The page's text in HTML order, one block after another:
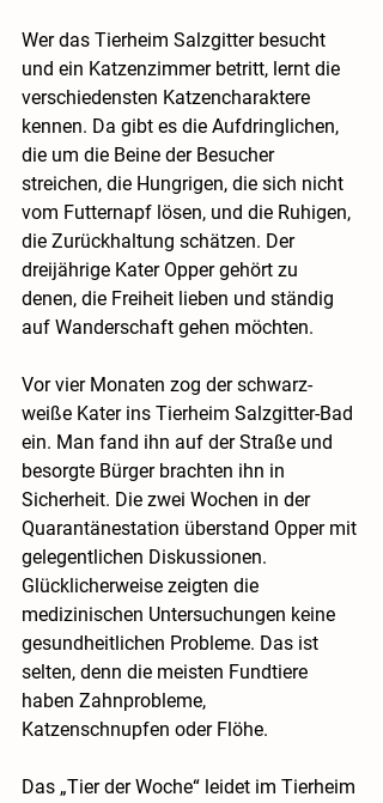
Wer das Tierheim Salzgitter besucht
und ein Katzenzimmer betritt, lernt die
verschiedensten Katzencharaktere
kennen. Da gibt es die Aufdringlichen,
die um die Beine der Besucher
streichen, die Hungrigen, die sich nicht
vom Futternapf lösen, und die Ruhigen,
die Zurückhaltung schätzen. Der
dreijährige Kater Opper gehört zu
denen, die Freiheit lieben und ständig
auf Wanderschaft gehen möchten.
Vor vier Monaten zog der schwarz-
weiße Kater ins Tierheim Salzgitter-Bad
ein. Man fand ihn auf der Straße und
besorgte Bürger brachten ihn in
Sicherheit. Die zwei Wochen in der
Quarantänestation überstand Opper mit
gelegentlichen Diskussionen.
Glücklicherweise zeigten die
medizinischen Untersuchungen keine
gesundheitlichen Probleme. Das ist
selten, denn die meisten Fundtiere
haben Zahnprobleme,
Katzenschnupfen oder Flöhe.
Das „Tier der Woche“ leidet im Tierheim